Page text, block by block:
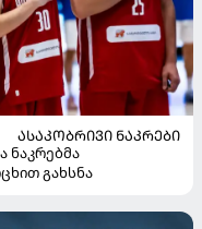
ᲐᲡᲐᲙᲝᲑᲠᲘᲕᲘ ᲜᲐᲙᲠᲔᲑᲘ
გახსნა